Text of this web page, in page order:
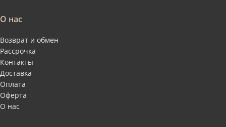
О нас
Возврат и обмен
Рассрочка
Контакты
Доставка
Оплата
Оферта
О нас